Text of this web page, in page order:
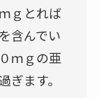
ｇとれば
含んでい
ｍｇの亜
ぎます。